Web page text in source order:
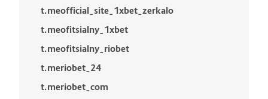
t.meofficial_site_1xbet_zerkalo
t.meofitsialny_1xbet
t.meofitsialny_riobet
t.meriobet_24
t.meriobet_com